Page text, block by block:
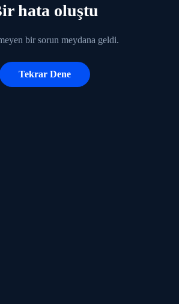
hata oluştu
bir sorun meydana geldi.
Tekrar Dene